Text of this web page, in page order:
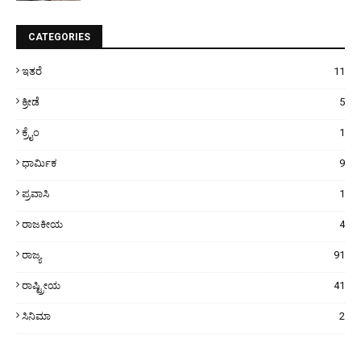
CATEGORIES
ಇತರೆ 11
ಕ್ರೀಡೆ 5
ಕ್ರೈಂ 1
ಧಾರ್ಮಿಕ 9
ಪ್ರವಾಸಿ 1
ರಾಜಕೀಯ 4
ರಾಜ್ಯ 91
ರಾಷ್ಟ್ರೀಯ 41
ಸಿನಿಮಾ 2